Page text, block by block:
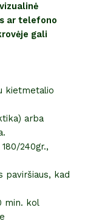
ar telefono
gali
kietmetalio
arba
240gr.,
paviršiaus, kad
min. kol